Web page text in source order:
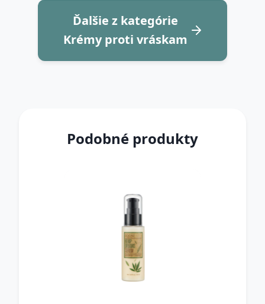
Ďalšie z kategórie
Krémy proti vráskam
Podobné produkty